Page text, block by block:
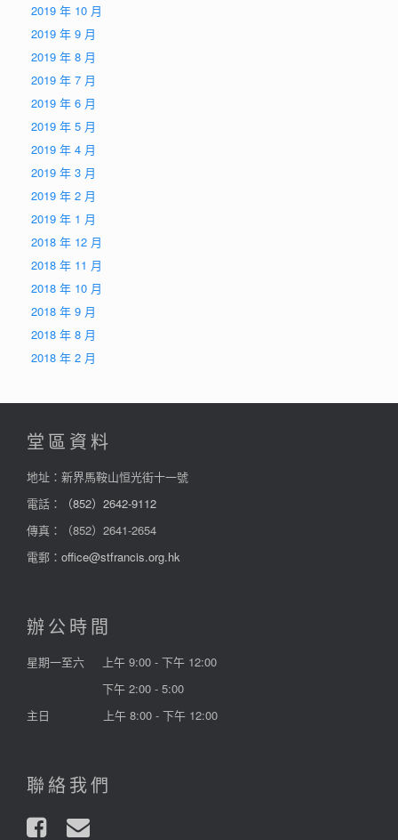
2019 年 10 月
2019 年 9 月
2019 年 8 月
2019 年 7 月
2019 年 6 月
2019 年 5 月
2019 年 4 月
2019 年 3 月
2019 年 2 月
2019 年 1 月
2018 年 12 月
2018 年 11 月
2018 年 10 月
2018 年 9 月
2018 年 8 月
2018 年 2 月
堂區資料
地址：新界馬鞍山恒光街十一號
電話：
（852）2642-9112
傳真：（852）2641-2654
電郵： office@stfrancis.org.hk
辦公時間
星期一至六
上午 9:00 - 下午 12:00
下午 2:00 - 5:00
主日
上午 8:00 - 下午 12:00
聯絡我們